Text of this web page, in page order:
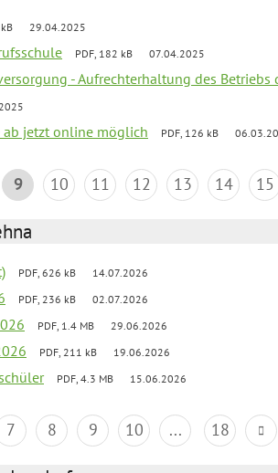
29.04.2025
PDF, 182 kB 07.04.2025
- Aufrechterhaltung des Betriebs
jetzt online möglich PDF, 126 kB
9 10 11 12 13 14 15
PDF, 626 kB 14.07.2026
PDF, 236 kB 02.07.2026
PDF, 1.4 MB 29.06.2026
PDF, 211 kB 19.06.2026
PDF, 4.3 MB 15.06.2026
7 8 9 10 ... 18